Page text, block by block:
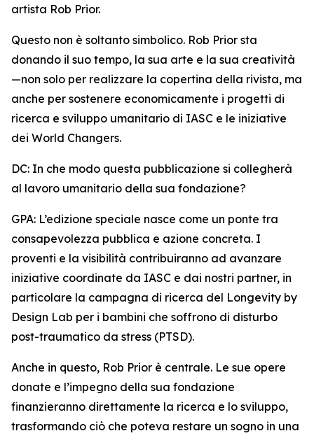
artista Rob Prior.
Questo non è soltanto simbolico. Rob Prior sta
donando il suo tempo, la sua arte e la sua creatività
—non solo per realizzare la copertina della rivista, ma
anche per sostenere economicamente i progetti di
ricerca e sviluppo umanitario di IASC e le iniziative
dei World Changers.
DC: In che modo questa pubblicazione si collegherà
al lavoro umanitario della sua fondazione?
GPA: L’edizione speciale nasce come un ponte tra
consapevolezza pubblica e azione concreta. I
proventi e la visibilità contribuiranno ad avanzare
iniziative coordinate da IASC e dai nostri partner, in
particolare la campagna di ricerca del Longevity by
Design Lab per i bambini che soffrono di disturbo
post-traumatico da stress (PTSD).
Anche in questo, Rob Prior è centrale. Le sue opere
donate e l’impegno della sua fondazione
finanzieranno direttamente la ricerca e lo sviluppo,
trasformando ciò che poteva restare un sogno in una